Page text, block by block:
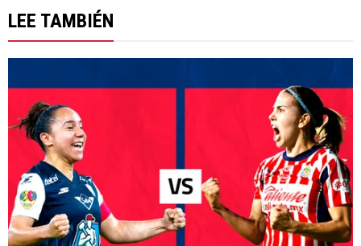
LEE TAMBIÉN